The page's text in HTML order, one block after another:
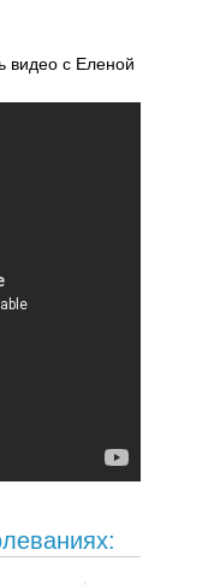
видео с Еленой